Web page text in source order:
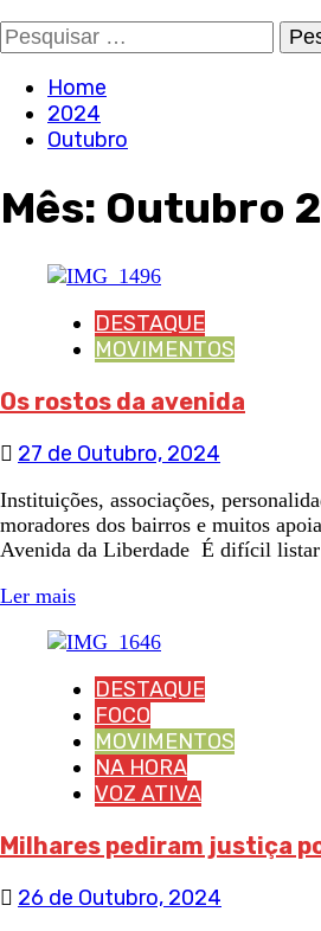
Pesquisar
por:
Home
2024
Outubro
Mês: Outubro
DESTAQUE
MOVIMENTOS
Os rostos da avenida
27 de Outubro, 2024
Instituições, associações,
moradores dos bairros e muitos
Avenida da Liberdade É difícil listar
Ler mais
DESTAQUE
FOCO
MOVIMENTOS
NA HORA
VOZ ATIVA
Milhares pediram justiça
26 de Outubro, 2024